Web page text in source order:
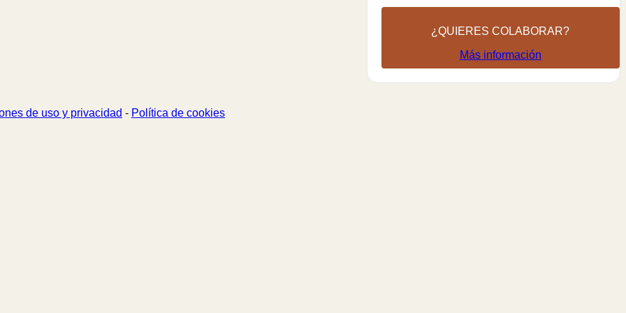
¿QUIERES COLABORAR?
Más información
de uso y privacidad - Política de cookies